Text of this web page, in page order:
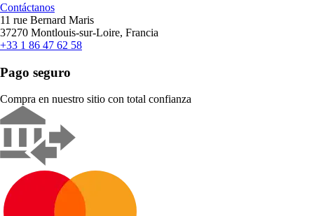
Contáctanos
11 rue Bernard Maris
37270 Montlouis-sur-Loire, Francia
+33 1 86 47 62 58
Pago seguro
Compra en nuestro sitio con total confianza